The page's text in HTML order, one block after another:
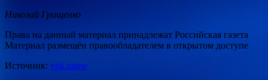
Николай Грищенко
Права на данный материал принадлежат Российская газета
Материал размещён правообладателем в открытом доступе
Источник: vpk.name